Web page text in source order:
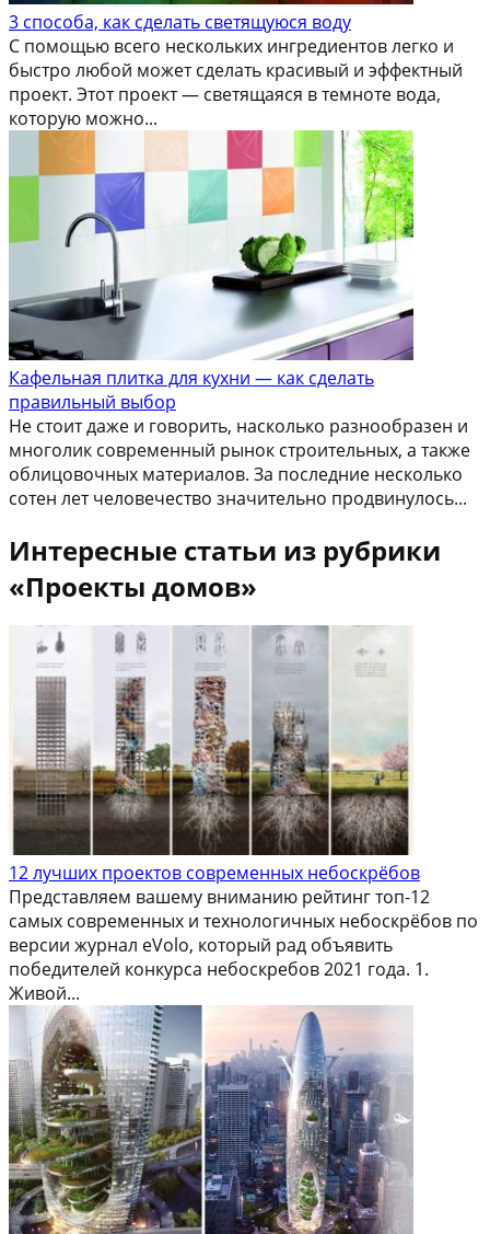
3 способа, как сделать светящуюся воду
С помощью всего нескольких ингредиентов легко и
быстро любой может сделать красивый и эффектный
проект. Этот проект — светящаяся в темноте вода,
которую можно...
Кафельная плитка для кухни — как сделать
правильный выбор
Не стоит даже и говорить, насколько разнообразен и
многолик современный рынок строительных, а также
облицовочных материалов. За последние несколько
сотен лет человечество значительно продвинулось...
Интересные статьи из рубрики
«Проекты домов»
12 лучших проектов современных небоскрёбов
Представляем вашему вниманию рейтинг топ-12
самых современных и технологичных небоскрёбов по
версии журнал eVolo, который рад объявить
победителей конкурса небоскребов 2021 года. 1.
Живой...